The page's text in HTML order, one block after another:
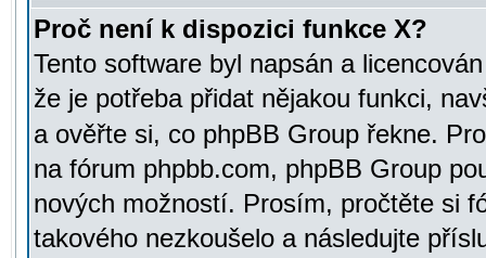
Proč není k dispozici funkce X?
Tento software byl napsán a
že je potřeba přidat nějakou funkci,
a ověřte si, co phpBB Group řekne.
na fórum phpbb.com, phpBB Group
nových možností. Prosím, pročtěte si
takového nezkoušelo a následujte